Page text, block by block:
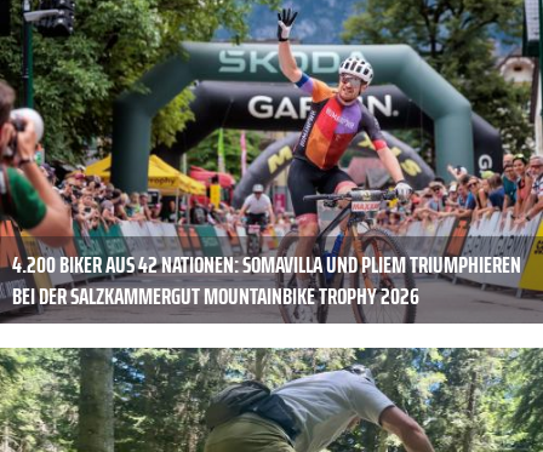
4.200 BIKER AUS 42 NATIONEN: SOMAVILLA UND PLIEM TRIUMPHIEREN
BEI DER SALZKAMMERGUT MOUNTAINBIKE TROPHY 2026